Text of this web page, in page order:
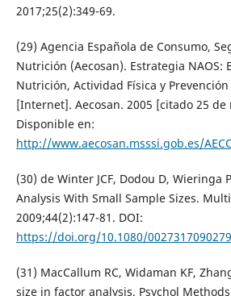
2017;25(2):349-69.
(29) Agencia Española de Consumo,
Nutrición (Aecosan). Estrategia NAOS:
Nutrición, Actividad Física y
[Internet]. Aecosan. 2005 [citado 25 de
Disponible en:
http://www.aecosan.msssi.gob.es/
(30) de Winter JCF, Dodou D, Wieringa
Analysis With Small Sample Sizes.
2009;44(2):147-81. DOI:
https://doi.org/10.1080/
(31) MacCallum RC, Widaman KF,
size in factor analysis. Psychol